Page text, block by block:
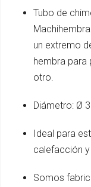
Tubo de
un extremo
hembra para
otro.
Diámetro: Ø
Ideal para
calefacción
Somos